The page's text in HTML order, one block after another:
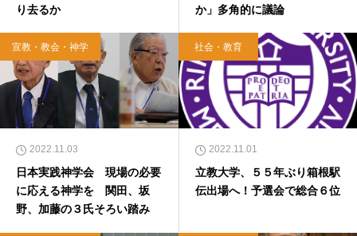
り去るか
か」多角的に議論
宣教・教会・神学
2022.11.03
日本実践神学会 現場の必要
に応える神学を 関田、坂
野、加藤の３氏そろい踏み
社会・教育
2022.11.01
立教大学、５５年ぶり箱根駅
伝出場へ！予選会で総合６位